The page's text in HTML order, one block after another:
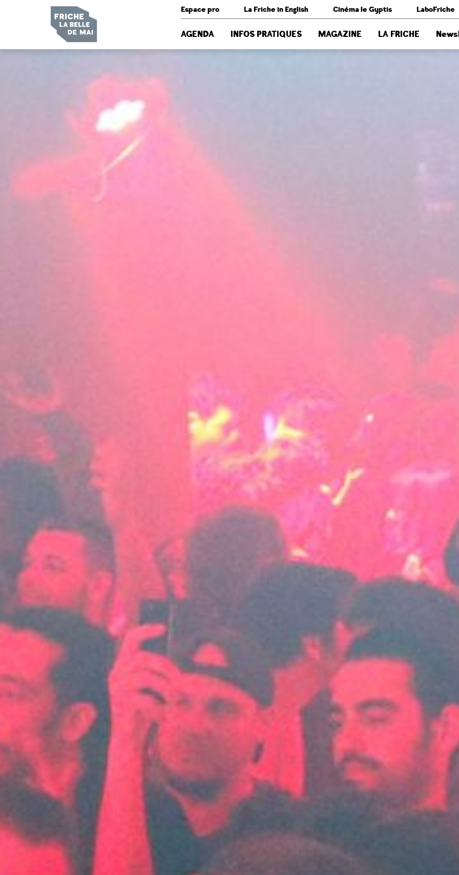
Espace pro La Friche in English Cinéma le Gyptis LaboFriche
AGENDA INFOS PRATIQUES MAGAZINE LA FRICHE
Panneau de gestion des cookies